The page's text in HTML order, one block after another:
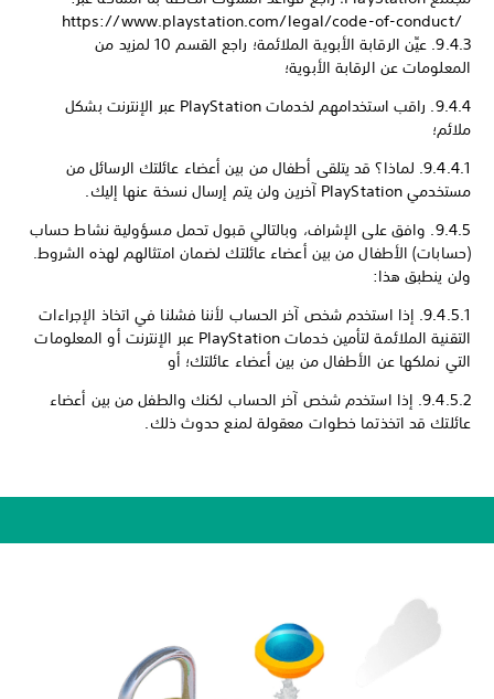
https://www.playstation.com/legal/code-of-conduct/
9.4.3. عيِّن الرقابة الأبوية الملائمة؛ راجع القسم 10 لمزيد من
المعلومات عن الرقابة الأبوية؛
9.4.4. راقب استخدامهم لخدمات PlayStation عبر الإنترنت بشكل
ملائم؛
9.4.4.1. لماذا؟ قد يتلقى أطفال من بين أعضاء عائلتك الرسائل من
مستخدمي PlayStation آخرين ولن يتم إرسال نسخة عنها إليك.
9.4.5. وافق على الإشراف، وبالتالي قبول تحمل مسؤولية نشاط حساب
(حسابات) الأطفال من بين أعضاء عائلتك لضمان امتثالهم لهذه الشروط.
ولن ينطبق هذا:
9.4.5.1. إذا استخدم شخص آخر الحساب لأننا فشلنا في اتخاذ الإجراءات
التقنية الملائمة لتأمين خدمات PlayStation عبر الإنترنت أو المعلومات
التي نملكها عن الأطفال من بين أعضاء عائلتك؛ أو
9.4.5.2. إذا استخدم شخص آخر الحساب لكنك والطفل من بين أعضاء
عائلتك قد اتخذتما خطوات معقولة لمنع حدوث ذلك.